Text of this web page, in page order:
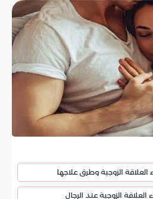
الزوجية وطرق علاجها
الزوجية عند الرجال